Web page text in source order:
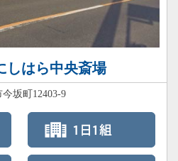
しはら中央斎場
今坂町12403-9